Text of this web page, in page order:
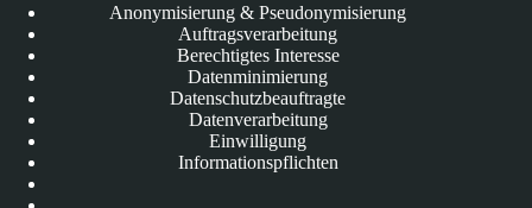
Anonymisierung & Pseudonymisierung
Auftragsverarbeitung
Berechtigtes Interesse
Datenminimierung
Datenschutzbeauftragte
Datenverarbeitung
Einwilligung
Informationspflichten